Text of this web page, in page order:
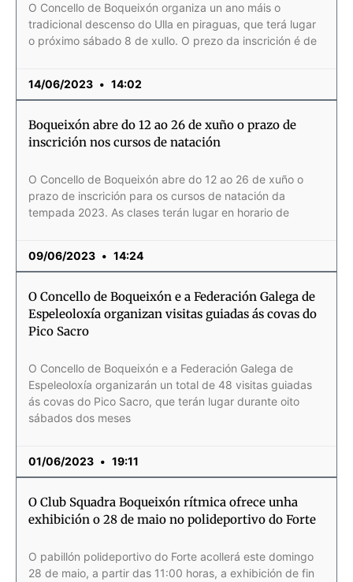
O Concello de Boqueixón organiza un ano máis o
tradicional descenso do Ulla en piraguas, que terá lugar
o próximo sábado 8 de xullo. O prezo da inscrición é de
14/06/2023 14:02
Boqueixón abre do 12 ao 26 de xuño o prazo de
inscrición nos cursos de natación
O Concello de Boqueixón abre do 12 ao 26 de xuño o
prazo de inscrición para os cursos de natación da
tempada 2023. As clases terán lugar en horario de
09/06/2023 14:24
O Concello de Boqueixón e a Federación Galega de
Espeleoloxía organizan visitas guiadas ás covas do
Pico Sacro
O Concello de Boqueixón e a Federación Galega de
Espeleoloxía organizarán un total de 48 visitas guiadas
ás covas do Pico Sacro, que terán lugar durante oito
sábados dos meses
01/06/2023 19:11
O Club Squadra Boqueixón rítmica ofrece unha
exhibición o 28 de maio no polideportivo do Forte
O pabillón polideportivo do Forte acollerá este domingo
28 de maio, a partir das 11:00 horas, a exhibición de fin